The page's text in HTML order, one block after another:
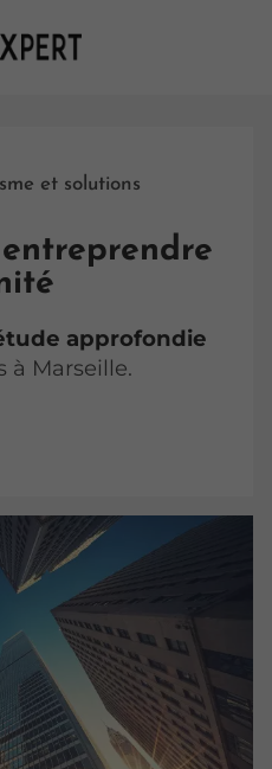
et solutions
approfondie
à Marseille.